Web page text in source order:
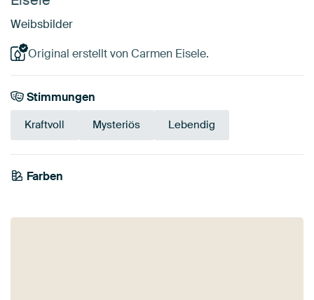
Weibsbilder
Original erstellt von Carmen Eisele.
Stimmungen
Kraftvoll Mysteriös Lebendig
Farben
Braun
Twist
Olivgrün